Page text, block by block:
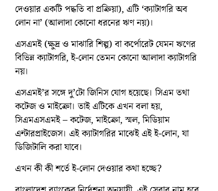
দেওয়ার একটি পদ্ধতি বা প্রক্রিয়া), এটি ‘ক্যাটাগরি অব
লোন না’ (আলাদা কোনো ধরনের ঋণ নয়)।
এসএমই (ক্ষুদ্র ও মাঝারি শিল্প) বা কর্পোরেট যেমন ঋণের
বিভিন্ন ক্যাটাগরি, ই-লোন তেমন কোনো আলাদা ক্যাটাগরি
নয়।
এসএমই’র সঙ্গে দু’টো জিনিস যোগ হয়েছে। সিএম তথা
কটেজ ও মাইক্রো। তাই এটিকে এখন বলা হয়,
সিএমএসএমই – কটেজ, মাইক্রো, স্মল, মিডিয়াম
এন্টারপ্রাইজেস। এই ক্যাটাগরির মাঝেই এই ই-লোন, যা
ডিজিটালি করা যাবে।
এখন কী কী শর্তে ই-লোন দেওয়ার কথা হচ্ছে?